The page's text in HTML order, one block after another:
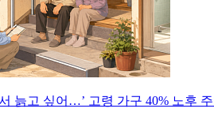
늙고 싶어…’ 고령 가구 40% 노후